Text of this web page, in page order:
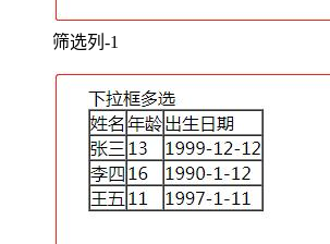
筛选列-1